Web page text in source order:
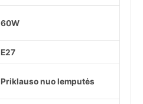
60W
E27
Priklauso nuo lemputės